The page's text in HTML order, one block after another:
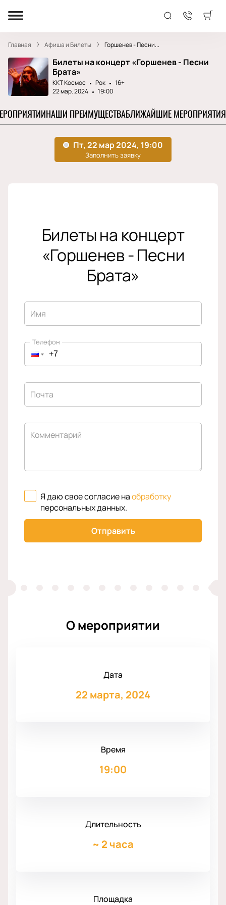
Главная Афиша и Билеты Горшенев - Песни...
Билеты на концерт «Горшенев - Песни
Брата»
ККТ Космос Рок
16+
22 мар. 2024
19:00
НАШИ ПРЕИМУЩЕСТВАБЛИЖАЙШИЕ МЕРОПРИЯТИЯ
Билеты на концерт
«Горшенев - Песни
Брата»
Имя
Телефон
Почта
Комментарий
Я даю свое согласие наобработку
персональных данных.
Отправить
О мероприятии
Дата
22 марта, 2024
Время
19:00
Длительность
~ 2 часа
Площадка